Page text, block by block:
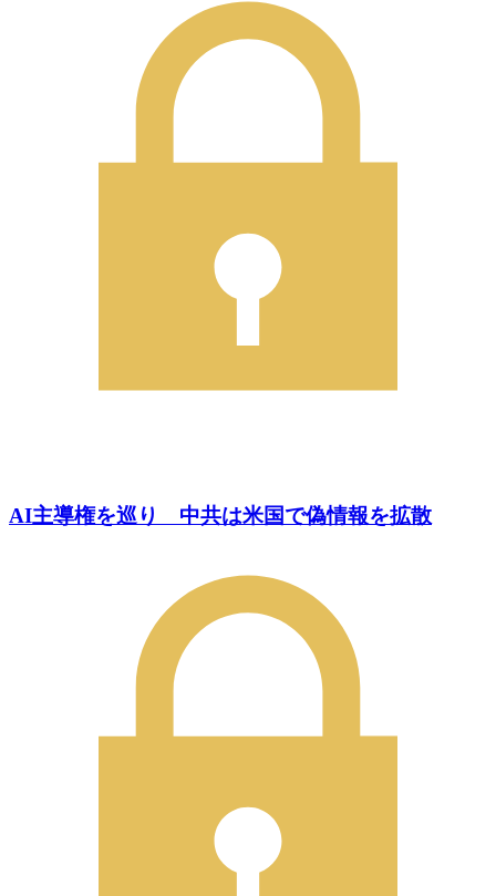
AI主導権を巡り 中共は米国で偽情報を拡散